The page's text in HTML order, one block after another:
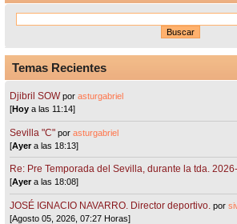
Temas Recientes
Djibril SOW porasturgabriel
[Hoy a las 11:14]
Sevilla "C"porasturgabriel
[Ayera las 18:13]
Re: Pre Temporada del Sevilla, durante la tda.
[Ayera las 18:08]
JOSÉ IGNACIO NAVARRO. Director deportivo. por
[Agosto 05, 2026, 07:27 Horas]